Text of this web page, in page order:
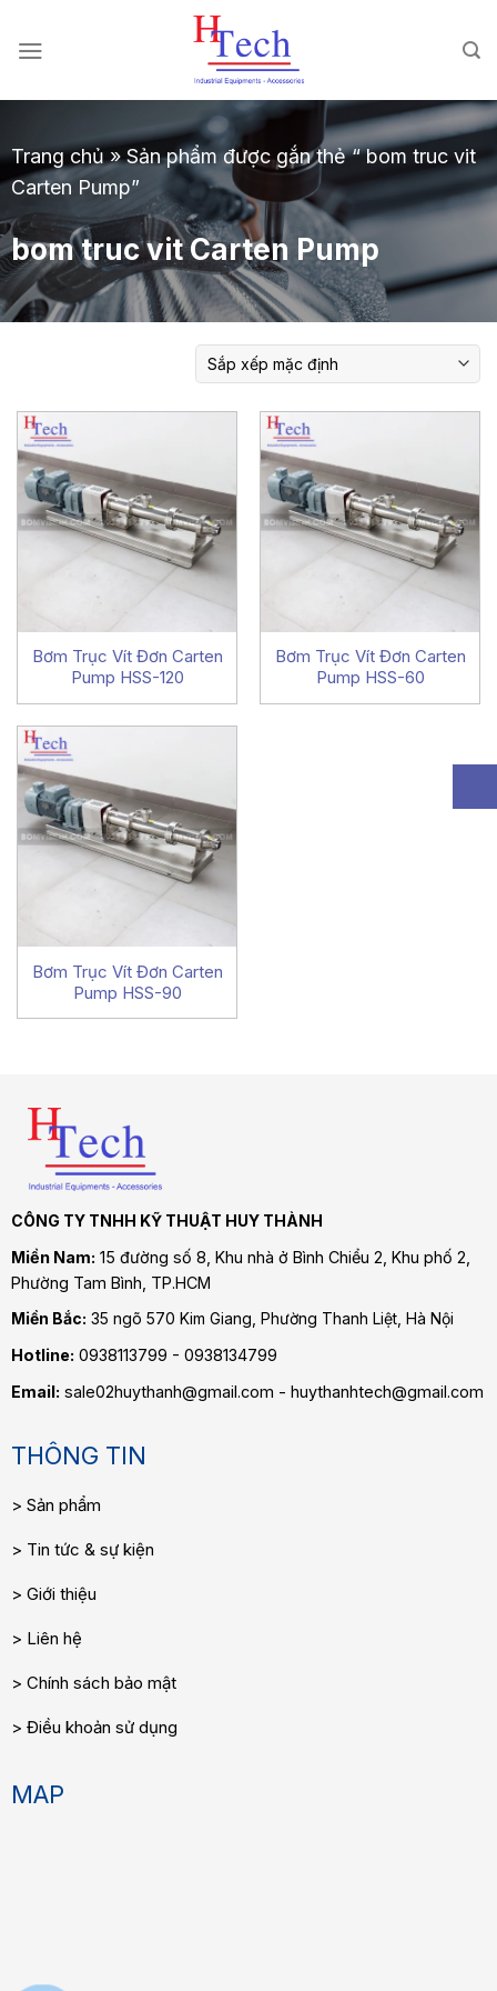
đến
dung
Trang chủ»Sản phẩm được gắn thẻ “ bom truc vit
Carten Pump”
bom truc vit Carten Pump
Bơm Trục Vít Đơn Carten
Pump HSS-120
Bơm Trục Vít Đơn Carten
Pump HSS-60
Bơm Trục Vít Đơn Carten
Pump HSS-90
CÔNG TY TNHH KỸ THUẬT HUY THÀNH
Miền Nam: 15 đường số 8, Khu nhà ở Bình Chiểu 2, Khu phố 2,
Phường Tam Bình , TP.HCM
Miền Bắc: 35 ngõ 570 Kim Giang, Phường Thanh Liệt, Hà Nội
Hotline: 0938113799 - 0938134799
Email: sale02huythanh@gmail.com - huythanhtech@gmail.com
THÔNG TIN
Sản phẩm
Tin tức & sự kiện
Giới thiệu
Liên hệ
Chính sách bảo mật
Điều khoản sử dụng
MAP